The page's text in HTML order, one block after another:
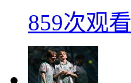
859次观看